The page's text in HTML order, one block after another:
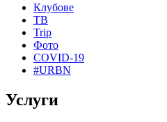
Клубове
ТВ
Trip
Фото
COVID-19
#URBN
Услуги